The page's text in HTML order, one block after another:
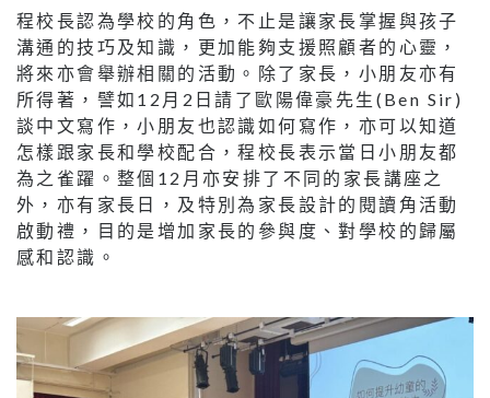
程校長認為學校的角色，不止是讓家長掌握與孩子
溝通的技巧及知識，更加能夠支援照顧者的心靈，
將來亦會舉辦相關的活動。除了家長，小朋友亦有
所得著，譬如12月2日請了歐陽偉豪先生(Ben Sir)
談中文寫作，小朋友也認識如何寫作，亦可以知道
怎樣跟家長和學校配合，程校長表示當日小朋友都
為之雀躍。整個12月亦安排了不同的家長講座之
外，亦有家長日，及特別為家長設計的閱讀角活動
啟動禮，目的是增加家長的參與度、對學校的歸屬
感和認識。